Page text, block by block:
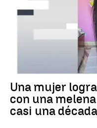
RÉCORD GUINNESS
Una mujer
con una
casi una